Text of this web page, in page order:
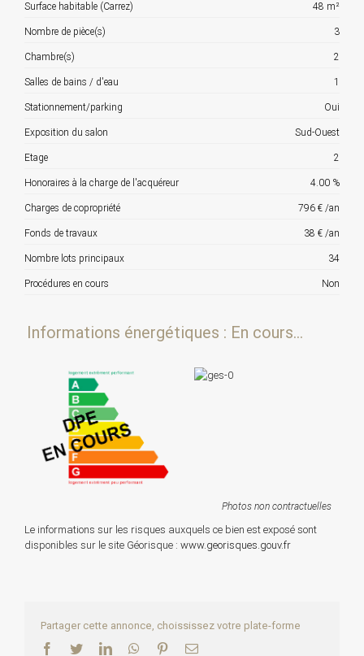
Surface habitable (Carrez) 48 m²
Nombre de pièce(s) 3
Chambre(s) 2
Salles de bains / d'eau 1
Stationnement/parking Oui
Exposition du salon Sud-Ouest
Etage 2
Honoraires à la charge de l'acquéreur 4.00 %
Charges de copropriété 796 € /an
Fonds de travaux 38 € /an
Nombre lots principaux 34
Procédures en cours Non
Informations énergétiques : En cours...
Photos non contractuelles
Le informations sur les risques auxquels ce bien est exposé sont
disponibles sur le site Géorisque : www.georisques.gouv.fr
Partager cette annonce, choississez votre plate-forme
Facebook
TwitterLinkedInWhatsApp
PinterestEmail